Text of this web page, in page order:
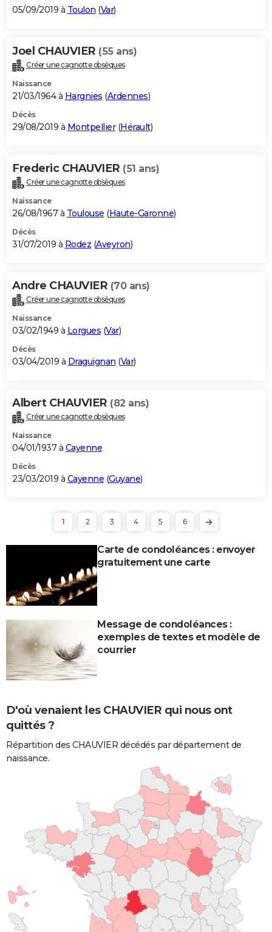
05/09/2019 à Toulon (Var)
Joel CHAUVIER (55 ans)
Créer une cagnotte obsèques
Naissance
21/03/1964 à Hargnies (Ardennes)
Décès
29/08/2019 à Montpellier(Hérault)
Frederic CHAUVIER (51 ans)
Créer une cagnotte obsèques
Naissance
26/08/1967 à Toulouse (Haute-Garonne)
Décès
31/07/2019 à Rodez (Aveyron)
Andre CHAUVIER (70 ans)
Créer une cagnotte obsèques
Naissance
03/02/1949 à Lorgues (Var)
Décès
03/04/2019 à Draguignan (Var)
Albert CHAUVIER (82 ans)
Créer une cagnotte obsèques
Naissance
04/01/1937 à Cayenne
Décès
23/03/2019 à Cayenne (Guyane)
1 2 3 4 5 6
Carte de condoléances : envoyer
gratuitement une carte
Message de condoléances :
exemples de textes et modèle de
courrier
D'où venaient les CHAUVIER qui nous ont
quittés ?
Répartition des CHAUVIER décédés par département de
naissance.